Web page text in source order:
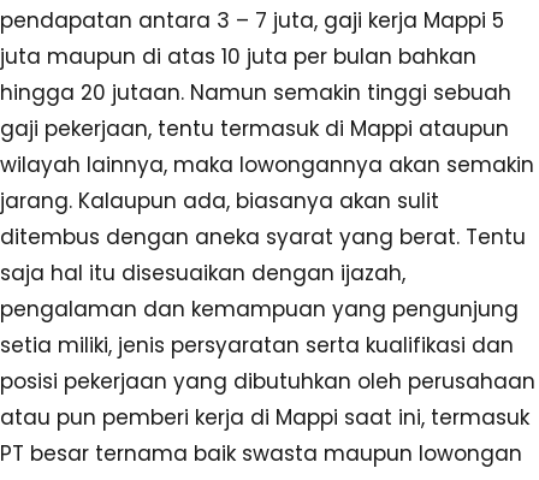
pendapatan antara 3 – 7 juta, gaji kerja Mappi 5
juta maupun di atas 10 juta per bulan bahkan
hingga 20 jutaan. Namun semakin tinggi sebuah
gaji pekerjaan, tentu termasuk di Mappi ataupun
wilayah lainnya, maka lowongannya akan semakin
jarang. Kalaupun ada, biasanya akan sulit
ditembus dengan aneka syarat yang berat. Tentu
saja hal itu disesuaikan dengan ijazah,
pengalaman dan kemampuan yang pengunjung
setia miliki, jenis persyaratan serta kualifikasi dan
posisi pekerjaan yang dibutuhkan oleh perusahaan
atau pun pemberi kerja di Mappi saat ini, termasuk
PT besar ternama baik swasta maupun lowongan